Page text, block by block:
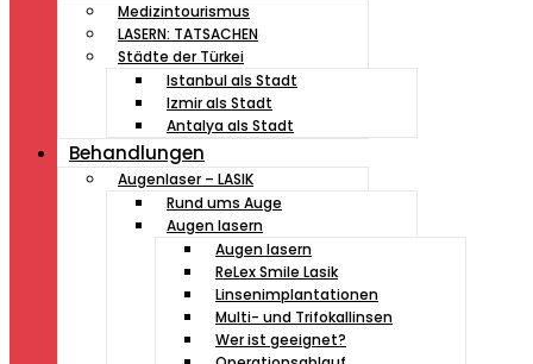
Medizintourismus
LASERN: TATSACHEN
Städte der Türkei
Istanbul als Stadt
Izmir als Stadt
Antalya als Stadt
Behandlungen
Augenlaser – LASIK
Rund ums Auge
Augen lasern
Augen lasern
ReLex Smile Lasik
Linsenimplantationen
Multi- und Trifokallinsen
Wer ist geeignet?